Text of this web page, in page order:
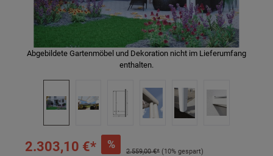
Abgebildete Gartenmöbel und Dekoration nicht im Lieferumfang
enthalten.
2.303,10 €* %
2.559,00 €* (10% gespart)